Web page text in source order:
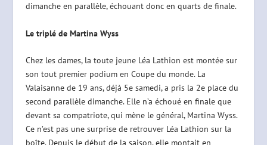
dimanche en parallèle, échouant donc en quarts de finale.
Le triplé de Martina Wyss
Chez les dames, la toute jeune Léa Lathion est montée sur
son tout premier podium en Coupe du monde. La
Valaisanne de 19 ans, déjà 5e samedi, a pris la 2e place du
second parallèle dimanche. Elle n’a échoué en finale que
devant sa compatriote, qui mène le général, Martina Wyss.
Ce n’est pas une surprise de retrouver Léa Lathion sur la
boîte. Depuis le début de la saison, elle montait en